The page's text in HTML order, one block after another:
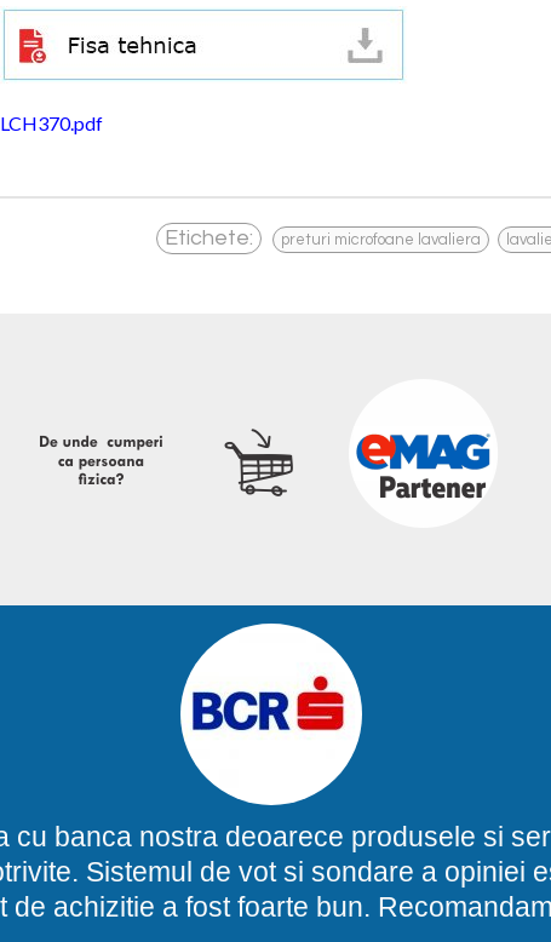
LCH370.pdf
Etichete: preturi microfoane lavaliera
cu banca nostra deoarece produsele si
Sistemul de vot si sondare a opiniei
de achizitie a fost foarte bun.